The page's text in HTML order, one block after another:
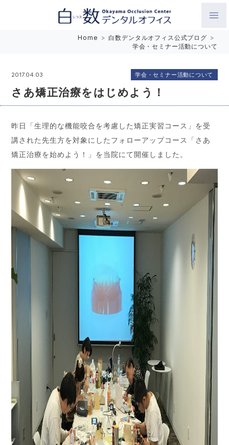
Home > 白数デンタルオフィス公式ブログ >
学会・セミナー活動について
2017.04.03
さあ矯正治療をはじめよう！
学会・セミナー活動について
昨日「生理的な機能咬合を考慮した矯正実習コース」を受
講された先生方を対象にしたフォローアップコース「さあ
矯正治療を始めよう！」を当院にて開催しました。